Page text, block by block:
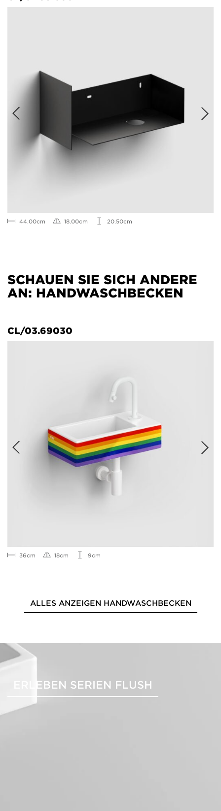
44.00cm 18.00cm 20.50cm
SCHAUEN SIE SICH ANDERE
AN: HANDWASCHBECKEN
CL/03.69030
36cm 18cm 9cm
ALLES ANZEIGEN HANDWASCHBECKEN
ERLEBEN SERIEN FLUSH